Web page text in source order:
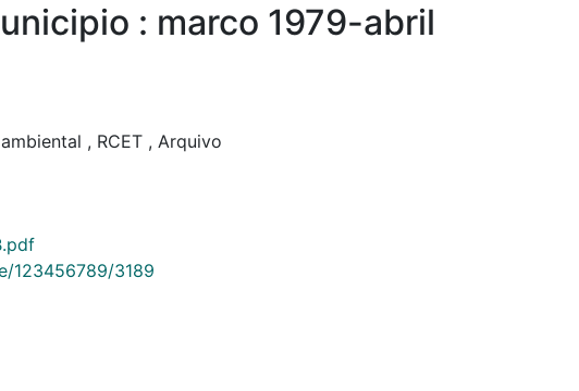
: marco 1979-abril
, RCET , Arquivo
123456789/3189